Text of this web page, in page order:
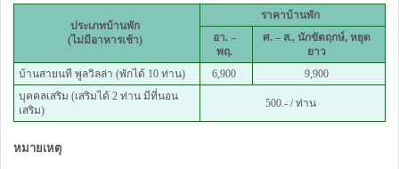
ประเภทบ้านพัก
(ไม่มีอาหารเช้า)
ราคาบ้านพัก
อา. –
พฤ.
ศ. – ส., นักขัตฤกษ์, หยุด
ยาว
บ้านสายนที พูลวิลล่า (พักได้ 10 ท่าน)
6,900
9,900
บุคคลเสริม (เสริมได้ 2 ท่าน มีที่นอน
เสริม)
500.- / ท่าน
หมายเหตุ